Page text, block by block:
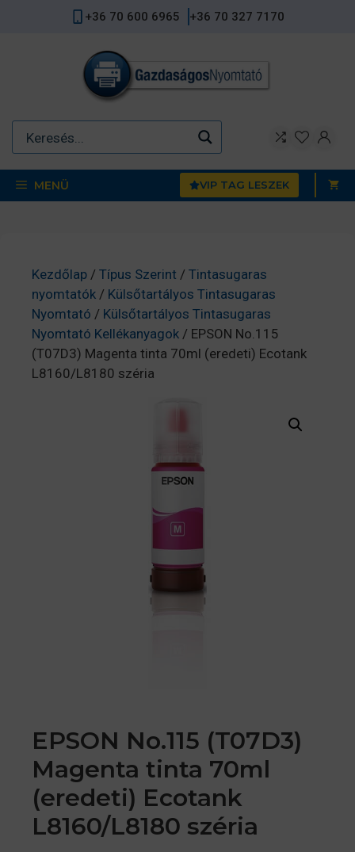
+36 70 600 6965 +36 70 327 7170
MENÜ VIP TAG LESZEK
Kezdőlap / Típus Szerint / Tintasugaras
nyomtatók / Külsőtartályos Tintasugaras
Nyomtató / Külsőtartályos Tintasugaras
Nyomtató Kellékanyagok / EPSON No.115
(T07D3) Magenta tinta 70ml (eredeti) Ecotank
L8160/L8180 széria
EPSON No.115 (T07D3)
Magenta tinta 70ml
(eredeti) Ecotank
L8160/L8180 széria